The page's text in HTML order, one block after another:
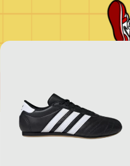
Hiển thị 9 12 18 24